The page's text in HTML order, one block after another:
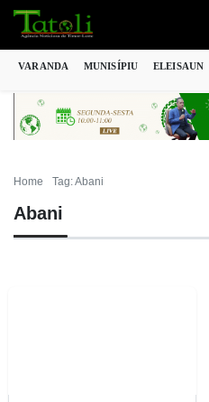
VARANDA MUNISÍPIU ELEISAUN
Home Tag: Abani
Abani